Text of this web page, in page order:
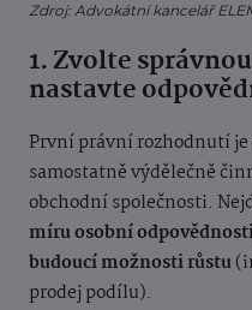
Zdroj: Advokátní kancelář
1. Zvolte
nastavte
První právní rozhodnutí je
samostatně výdělečně
obchodní společnosti.
míru osobní
budoucí možnosti růstu
prodej podílu).